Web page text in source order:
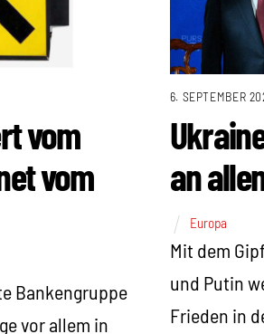
vom
vom
Bankengruppe
vor allem in
6. SEPTEMBER
an
Europa
Mit dem
und Putin
Frieden in